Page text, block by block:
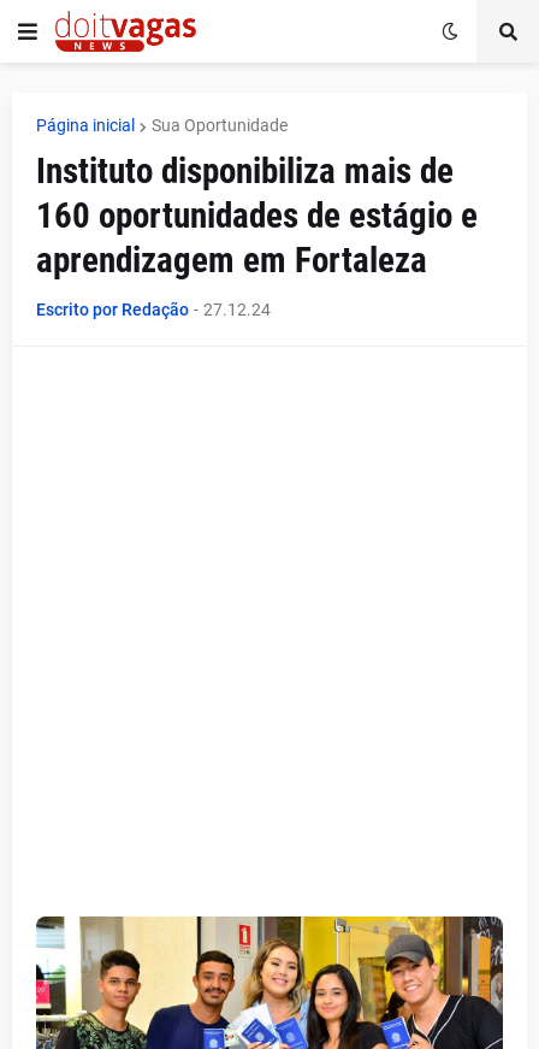
Página inicial Sua Oportunidade
Instituto disponibiliza mais de
160 oportunidades de estágio e
aprendizagem em Fortaleza
Escrito por Redação - 27.12.24